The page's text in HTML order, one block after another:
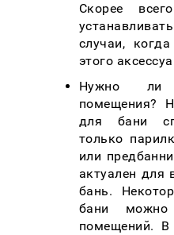
Скорее
случаи,
этого
Нужно ли
помещения?
для бани
только
или
актуален для
бань.
бани
помещений. В